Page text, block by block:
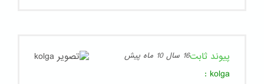
پیوند ثابت16 سال 10 ماه پیش
kolga
: